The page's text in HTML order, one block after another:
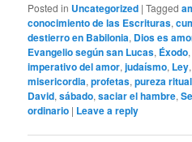
Posted in Uncategorized |Tagged
conocimiento de las Escrituras,
destierro en Babilonia, Dios es
Evangelio según san Lucas, Éxodo
imperativo del amor,judaísmo, Ley
misericordia,profetas,pureza ritual
David,sábado,saciar el hambre,
ordinario | Leave a reply